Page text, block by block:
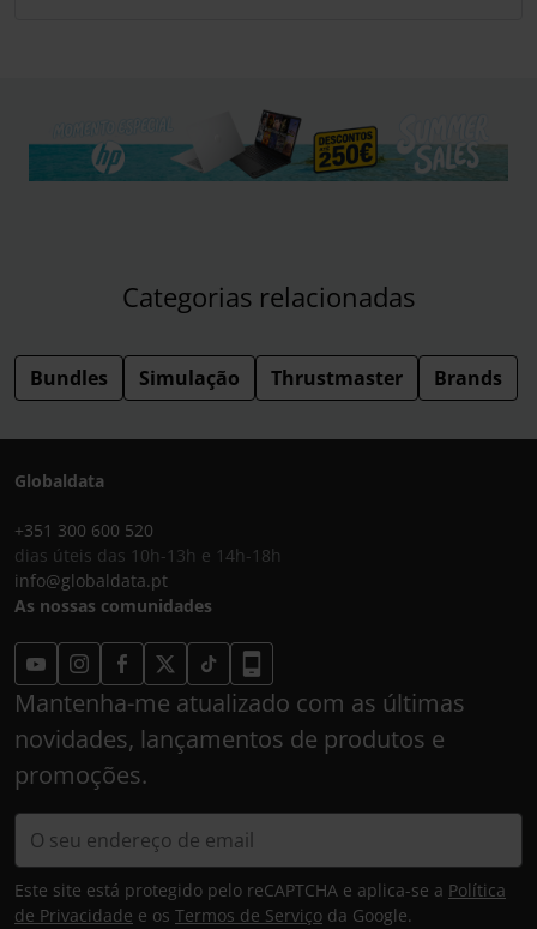
Categorias relacionadas
Bundles Simulação Thrustmaster Brands
Globaldata
+351 300 600 520
dias úteis das 10h-13h e 14h-18h
info@globaldata.pt
As nossas comunidades
Mantenha-me atualizado com as últimas
novidades, lançamentos de produtos e
promoções.
Este site está protegido pelo reCAPTCHA e aplica-se a Política
de Privacidade e os Termos de Serviço da Google.